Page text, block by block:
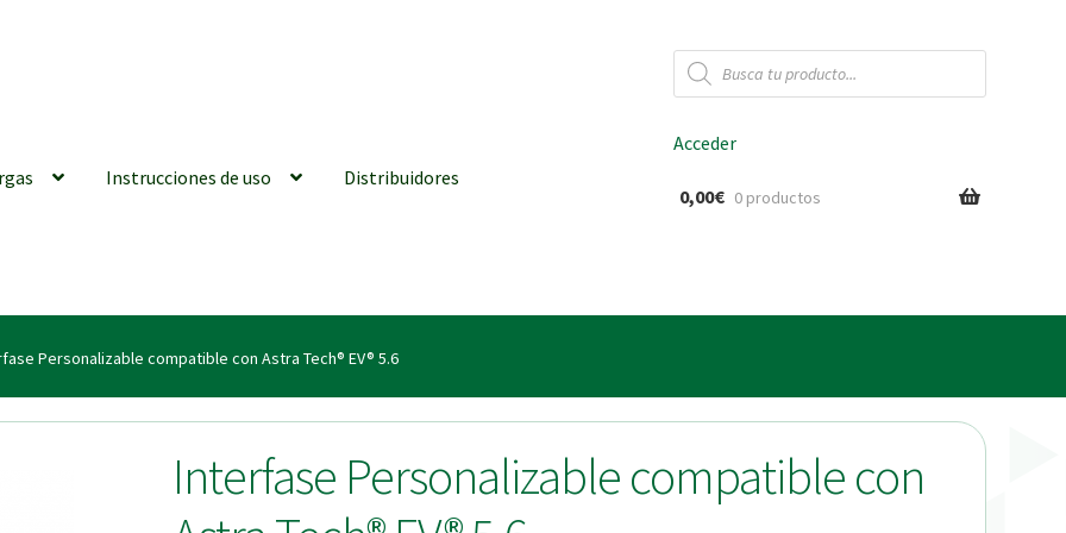
Búsqueda
de
productos
Instrucciones de uso Distribuidores
generales Conexiones CAD CAM Distribuidores
| Tienda Online!
Acceder
0,00€ 0 productos
Personalizable compatible con Astra Tech® EV® 5.6
Interfase Personalizable compatible con